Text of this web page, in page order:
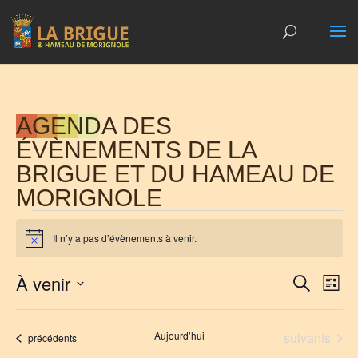
AGENDA DES
ÉVÈNEMENTS DE LA
BRIGUE ET DU HAMEAU DE
MORIGNOLE
ÉVÈNEMENTS
Notice Il n’y a pas d’évènements à venir.
DE
Recherche
DE
Liste
À venir
date.Évènements
précédents Aujourd’hui Évènements
suivants